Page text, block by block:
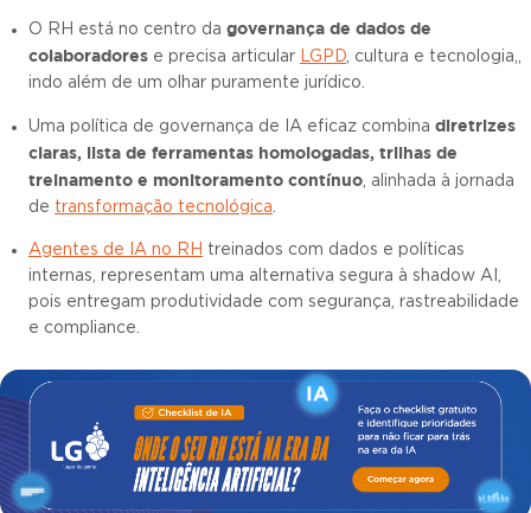
O RH está no centro da governança de dados de
colaboradores e precisa articular LGPD, cultura e tecnologia,,
indo além de um olhar puramente jurídico.
Uma política de governança de IA eficaz combina diretrizes
claras, lista de ferramentas homologadas, trilhas de
treinamento e monitoramento contínuo, alinhada à jornada
de transformação tecnológica.
Agentes de IA no RH treinados com dados e políticas
internas, representam uma alternativa segura à shadow AI,
pois entregam produtividade com segurança, rastreabilidade
e compliance.